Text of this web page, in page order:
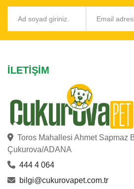
İLETIŞIM
Toros Mahallesi Ahmet Sapmaz
Çukurova/ADANA
444 4 064
bilgi@cukurovapet.com.tr